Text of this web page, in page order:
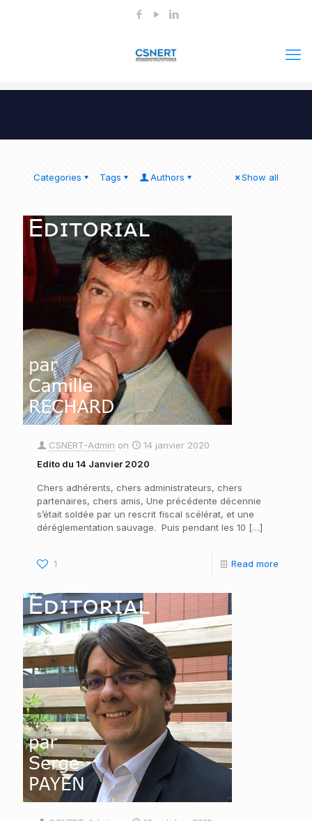
Categories Tags Authors Show all
CSNERT-Admin on
14 janvier 2020
Edito du 14 Janvier 2020
Chers adhérents, chers administrateurs, chers
partenaires, chers amis, Une précédente décennie
s’était soldée par un rescrit fiscal scélérat, et une
déréglementation sauvage. Puis pendant les 10 […]
1 Read more